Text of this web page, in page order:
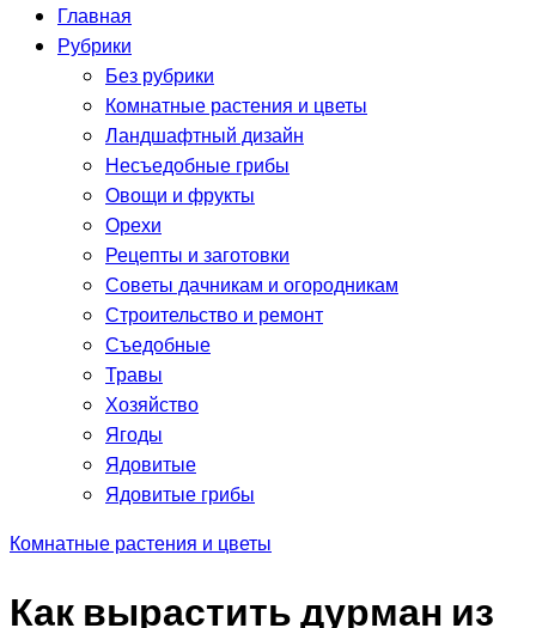
Главная
Рубрики
Без рубрики
Комнатные растения и цветы
Ландшафтный дизайн
Несъедобные грибы
Овощи и фрукты
Орехи
Рецепты и заготовки
Советы дачникам и огородникам
Строительство и ремонт
Съедобные
Травы
Хозяйство
Ягоды
Ядовитые
Ядовитые грибы
Комнатные растения и цветы
Как вырастить дурман из